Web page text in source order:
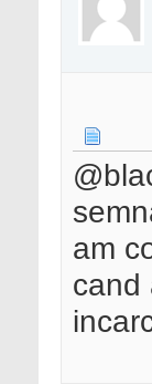
am
cand